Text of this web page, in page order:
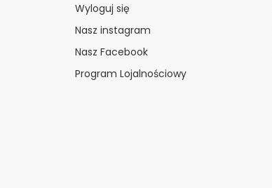
Wyloguj się
Nasz instagram
Nasz Facebook
Program Lojalnościowy